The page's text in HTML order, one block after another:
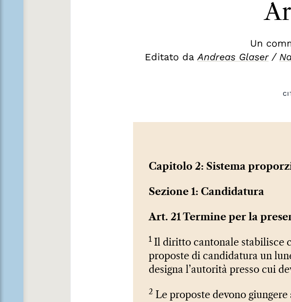
Un
Editato da Andreas Glaser/
Capitolo 2: Sistema
Sezione 1: Candidatura
Art. 21 Termine per la
1 Il diritto cantonale stabilisce
proposte di candidatura un
designa l’autorità presso cui
2
Le proposte devono